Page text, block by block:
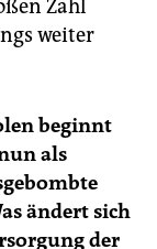
Zahl
weiter
beginnt
als
ändert sich
der